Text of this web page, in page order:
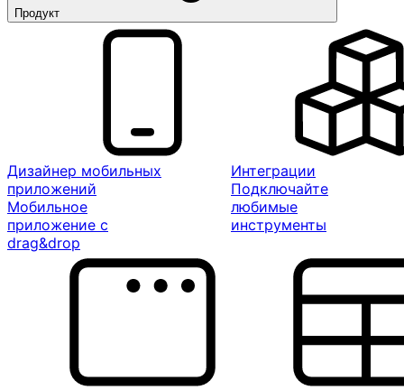
Продукт
Дизайнер мобильных
приложений
Мобильное
приложение с
drag&drop
Интеграции
Подключайте
любимые
инструменты